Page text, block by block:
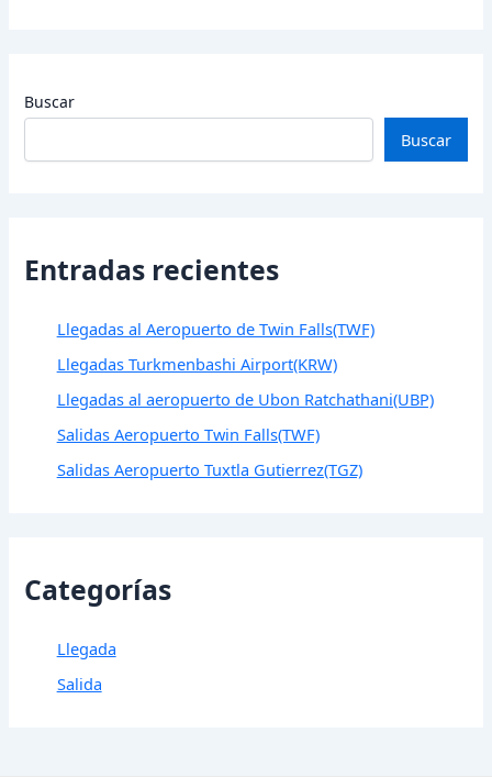
Buscar
Buscar
Entradas recientes
Llegadas al Aeropuerto de Twin Falls(TWF)
Llegadas Turkmenbashi Airport(KRW)
Llegadas al aeropuerto de Ubon Ratchathani(UBP)
Salidas Aeropuerto Twin Falls(TWF)
Salidas Aeropuerto Tuxtla Gutierrez(TGZ)
Categorías
Llegada
Salida